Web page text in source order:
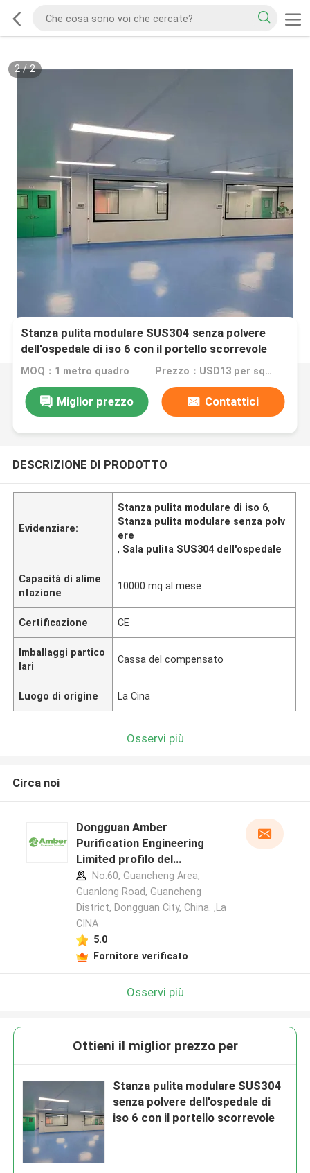
2/2
Stanza pulita modulare SUS304 senza polvere
dell'ospedale di iso 6 con il portello scorrevole
MOQ：1 metro quadro Prezzo：USD13 per square meter
Miglior prezzo Contattici
DESCRIZIONE DI PRODOTTO
Evidenziare:
Stanza pulita modulare di iso 6,
Stanza pulita modulare senza polv
ere
, Sala pulita SUS304 dell'ospedale
Capacità di alime
ntazione
10000 mq al mese
Certificazione CE
Imballaggi partico
lari
Cassa del compensato
Luogo di origine La Cina
Osservi più
Circa noi
Dongguan Amber
Purification Engineering
Limited profilo del
produttore
No.60, Guancheng Area,
Guanlong Road, Guancheng
District, Dongguan City, China. ,La
CINA
5.0
Fornitore verificato
Osservi più
Ottieni il miglior prezzo per
Stanza pulita modulare SUS304
senza polvere dell'ospedale di
iso 6 con il portello scorrevole